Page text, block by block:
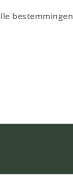
bestemmingen